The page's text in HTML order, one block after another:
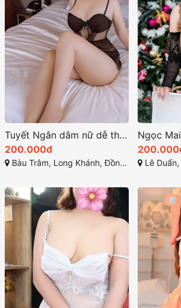
Tuyết Ngân dâm nữ dễ thương với vẻ ngoài ngọt ngào
200.000đ
Bàu Trâm, Long Khánh, Đồng Nai Lê Duẩn,